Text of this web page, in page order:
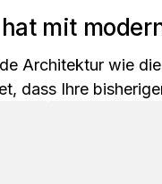
hat mit
Architektur wie
dass Ihre